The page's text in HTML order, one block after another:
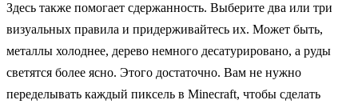
Здесь также помогает сдержанность. Выберите два или три
визуальных правила и придерживайтесь их. Может быть,
металлы холоднее, дерево немного десатурировано, а руды
светятся более ясно. Этого достаточно. Вам не нужно
переделывать каждый пиксель в Minecraft, чтобы сделать